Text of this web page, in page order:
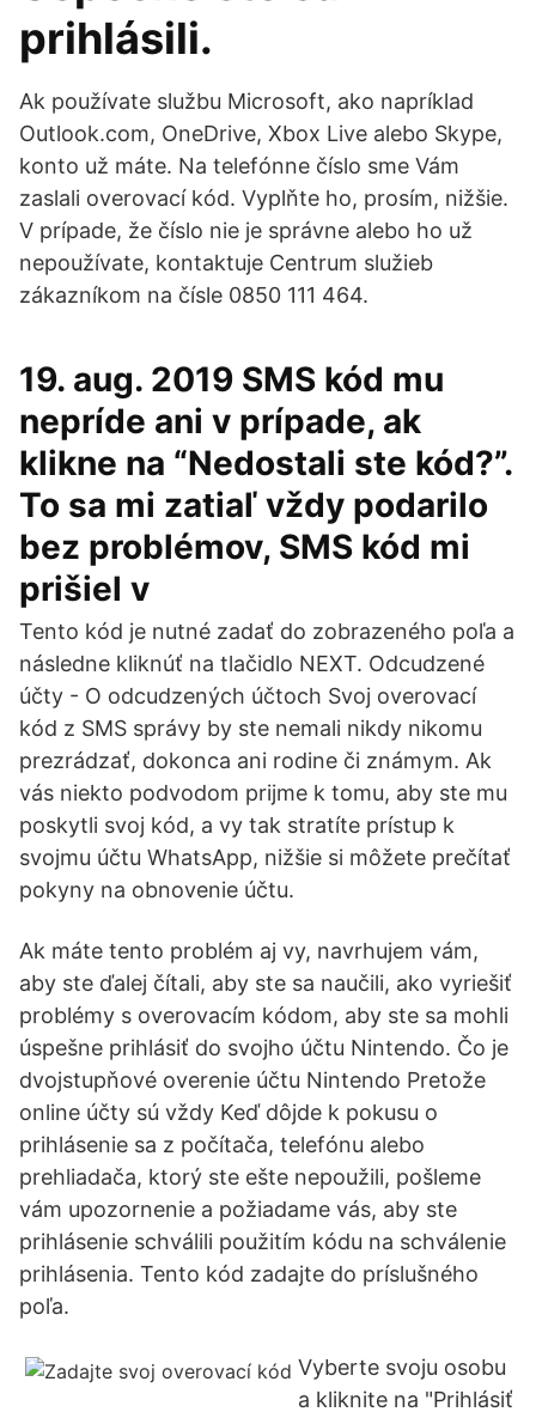
prihlásili.
Ak používate službu Microsoft, ako napríklad
Outlook.com, OneDrive, Xbox Live alebo Skype,
konto už máte. Na telefónne číslo sme Vám
zaslali overovací kód. Vyplňte ho, prosím, nižšie.
V prípade, že číslo nie je správne alebo ho už
nepoužívate, kontaktuje Centrum služieb
zákazníkom na čísle 0850 111 464.
19. aug. 2019 SMS kód mu
nepríde ani v prípade, ak
klikne na “Nedostali ste kód?”.
To sa mi zatiaľ vždy podarilo
bez problémov, SMS kód mi
prišiel v
Tento kód je nutné zadať do zobrazeného poľa a
následne kliknúť na tlačidlo NEXT. Odcudzené
účty - O odcudzených účtoch Svoj overovací
kód z SMS správy by ste nemali nikdy nikomu
prezrádzať, dokonca ani rodine či známym. Ak
vás niekto podvodom prijme k tomu, aby ste mu
poskytli svoj kód, a vy tak stratíte prístup k
svojmu účtu WhatsApp, nižšie si môžete prečítať
pokyny na obnovenie účtu.
Ak máte tento problém aj vy, navrhujem vám,
aby ste ďalej čítali, aby ste sa naučili, ako vyriešiť
problémy s overovacím kódom, aby ste sa mohli
úspešne prihlásiť do svojho účtu Nintendo. Čo je
dvojstupňové overenie účtu Nintendo Pretože
online účty sú vždy Keď dôjde k pokusu o
prihlásenie sa z počítača, telefónu alebo
prehliadača, ktorý ste ešte nepoužili, pošleme
vám upozornenie a požiadame vás, aby ste
prihlásenie schválili použitím kódu na schválenie
prihlásenia. Tento kód zadajte do príslušného
poľa.
Vyberte svoju osobu
a kliknite na "Prihlásiť